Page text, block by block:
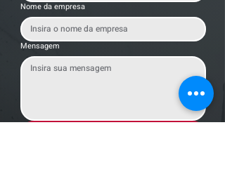
Nome da empresa
Mensagem